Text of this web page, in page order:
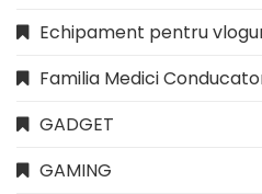
Echipament pentru
Familia Medici
GADGET
GAMING